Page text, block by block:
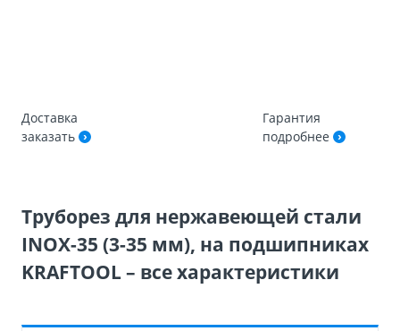
Доставка
заказать
Гарантия
подробнее
Труборез для нержавеющей стали
INOX-35 (3-35 мм), на подшипниках
KRAFTOOL – все характеристики